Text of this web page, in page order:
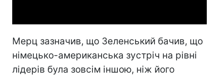
Мерц зазначив, що Зеленський бачив, що
німецько-американська зустріч на рівні
лідерів була зовсім іншою, ніж його